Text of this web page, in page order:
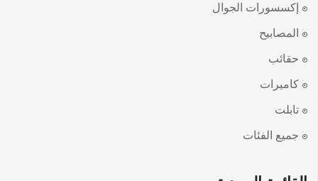
إكسسورات الجوال
المصابيح
حقائب
كاميرات
تابلت
جميع الفئات